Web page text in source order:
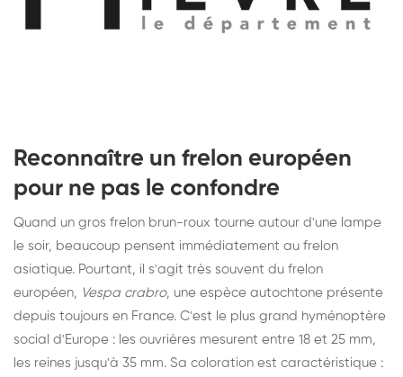
Reconnaître un frelon européen
pour ne pas le confondre
Quand un gros frelon brun-roux tourne autour d'une lampe
le soir, beaucoup pensent immédiatement au frelon
asiatique. Pourtant, il s'agit très souvent du frelon
européen, Vespa crabro, une espèce autochtone présente
depuis toujours en France. C'est le plus grand hyménoptère
social d'Europe : les ouvrières mesurent entre 18 et 25 mm,
les reines jusqu'à 35 mm. Sa coloration est caractéristique :